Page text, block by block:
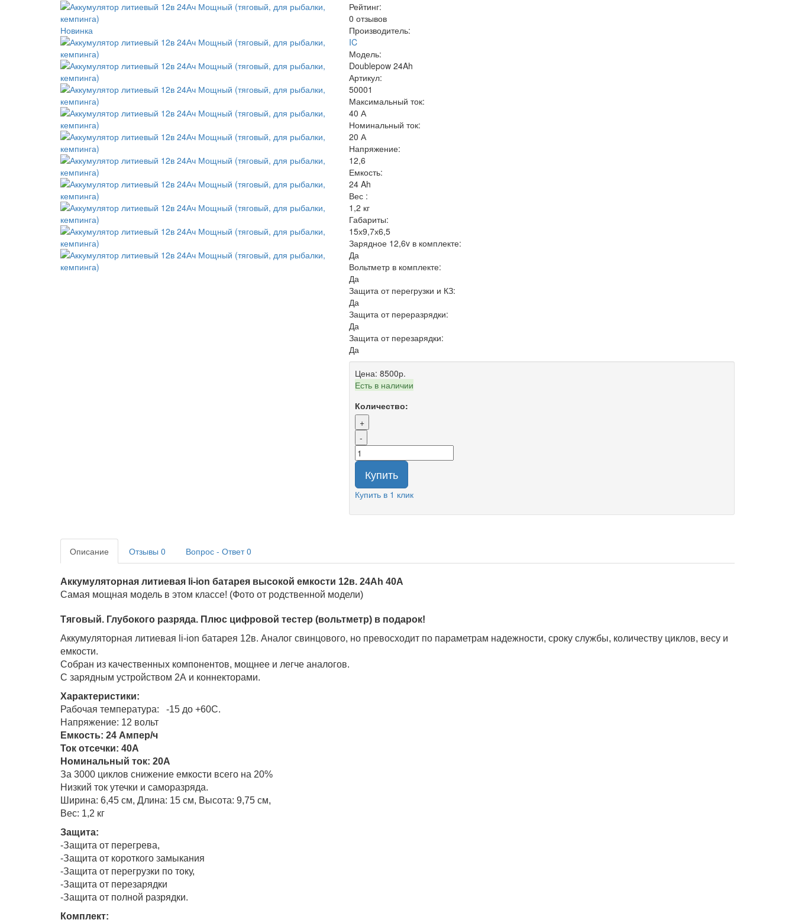
Новинка
Рейтинг:
0 отзывов
Производитель:
IC
Модель:
Doublepow 24Ah
Артикул:
50001
Максимальный ток:
40 А
Номинальный ток:
20 А
Напряжение:
12,6
Емкость:
24 Ah
Вес :
1,2 кг
Габариты:
15х9,7х6,5
Зарядное 12,6v в комплекте:
Да
Вольтметр в комплекте:
Да
Защита от перегрузки и КЗ:
Да
Защита от переразрядки:
Да
Защита от перезарядки:
Да
Цена: 8500р.
Есть в наличии
Количество:
+
-
Купить
Купить в 1 клик
Описание Отзывы 0 Вопрос - Ответ0
Аккумуляторная литиевая li-ion батарея высокой емкости 12в. 24Ah 40A
Самая мощная модель в этом классе! (Фото от родственной модели)
Тяговый. Глубокого разряда. Плюс цифровой тестер (вольтметр) в подарок!
Аккумуляторная литиевая li-ion батарея 12в. Аналог свинцового, но превосходит по параметрам надежности, сроку службы, количеству циклов, весу и
емкости.
Собран из качественных компонентов, мощнее и легче аналогов.
С зарядным устройством 2А и коннекторами.
Характеристики:
Рабочая температура: -15 до +60С.
Напряжение: 12 вольт
Емкость: 24 Ампер/ч
Ток отсечки: 40A
Номинальный ток: 20А
За 3000 циклов снижение емкости всего на 20%
Низкий ток утечки и саморазряда.
Ширина: 6,45 см, Длина: 15 см, Высота: 9,75 см,
Вес: 1,2 кг
Защита:
-Защита от перегрева,
-Защита от короткого замыкания
-Защита от перегрузки по току,
-Защита от перезарядки
-Защита от полной разрядки.
Комплект: